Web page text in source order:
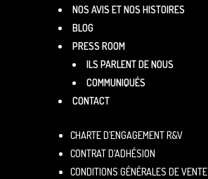
NOS AVIS ET NOS HISTOIRES
BLOG
PRESS ROOM
ILS PARLENT DE NOUS
COMMUNIQUÉS
CONTACT
CHARTE D’ENGAGEMENT R&V
CONTRAT D’ADHÉSION
CONDITIONS GÉNÉRALES DE VENTE